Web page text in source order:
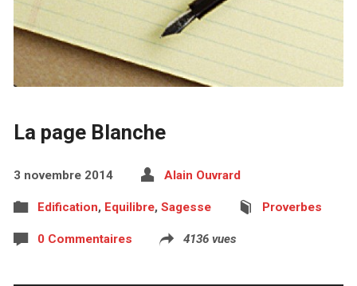
La page Blanche
3 novembre 2014 Alain Ouvrard
Edification, Equilibre, Sagesse Proverbes
0 Commentaires 4136 vues